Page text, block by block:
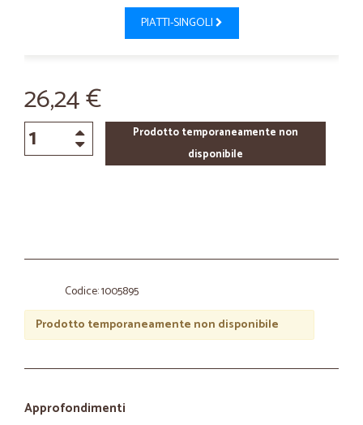
PIATTI-SINGOLI
26,24 €
Prodotto temporaneamente non
disponibile
Codice: 1005895
Prodotto temporaneamente non disponibile
Approfondimenti